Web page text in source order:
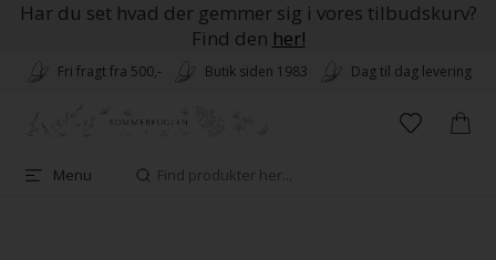
Har du set hvad der gemmer sig i vores tilbudskurv?
Find den her!
Fri fragt fra 500,- Butik siden 1983 Dag til dag levering
Menu